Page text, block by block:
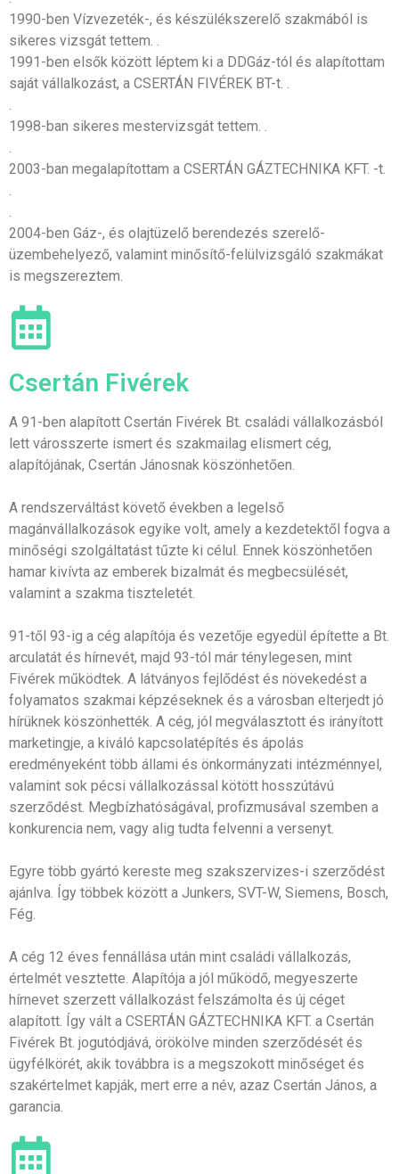
1990-ben Vízvezeték-, és készülékszerelő szakmából is
sikeres vizsgát tettem. .
1991-ben elsők között léptem ki a DDGáz-tól és alapítottam
saját vállalkozást, a CSERTÁN FIVÉREK BT-t. .
.
1998-ban sikeres mestervizsgát tettem. .
.
2003-ban megalapítottam a CSERTÁN GÁZTECHNIKA KFT. -t.
.
.
2004-ben Gáz-, és olajtüzelő berendezés szerelő-
üzembehelyező, valamint minősítő-felülvizsgáló szakmákat
is megszereztem.
Csertán Fivérek
A 91-ben alapított Csertán Fivérek Bt. családi vállalkozásból
lett városszerte ismert és szakmailag elismert cég,
alapítójának, Csertán Jánosnak köszönhetően.
A rendszerváltást követő években a legelső
magánvállalkozások egyike volt, amely a kezdetektől fogva a
minőségi szolgáltatást tűzte ki célul. Ennek köszönhetően
hamar kivívta az emberek bizalmát és megbecsülését,
valamint a szakma tiszteletét.
91-től 93-ig a cég alapítója és vezetője egyedül építette a Bt.
arculatát és hírnevét, majd 93-tól már ténylegesen, mint
Fivérek működtek. A látványos fejlődést és növekedést a
folyamatos szakmai képzéseknek és a városban elterjedt jó
hírüknek köszönhették. A cég, jól megválasztott és irányított
marketingje, a kiváló kapcsolatépítés és ápolás
eredményeként több állami és önkormányzati intézménnyel,
valamint sok pécsi vállalkozással kötött hosszútávú
szerződést. Megbízhatóságával, profizmusával szemben a
konkurencia nem, vagy alig tudta felvenni a versenyt.
Egyre több gyártó kereste meg szakszervizes-i szerződést
ajánlva. Így többek között a Junkers, SVT-W, Siemens, Bosch,
Fég.
A cég 12 éves fennállása után mint családi vállalkozás,
értelmét vesztette. Alapítója a jól működő, megyeszerte
hírnevet szerzett vállalkozást felszámolta és új céget
alapított. Így vált a CSERTÁN GÁZTECHNIKA KFT. a Csertán
Fivérek Bt. jogutódjává, örökölve minden szerződését és
ügyfélkörét, akik továbbra is a megszokott minőséget és
szakértelmet kapják, mert erre a név, azaz Csertán János, a
garancia.